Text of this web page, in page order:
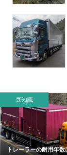
年数は何年？減...